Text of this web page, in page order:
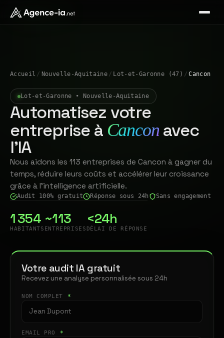
Accueil / Nouvelle-Aquitaine / Lot-et-Garonne (47) / Cancon
Lot-et-Garonne • Nouvelle-Aquitaine
Automatisez votre
entreprise à Cancon avec
l'IA
Nous aidons les 113 entreprises de Cancon à gagner du
temps, réduire leurs coûts et accélérer leur croissance
grâce à l'intelligence artificielle.
Audit 100% gratuit Réponse sous 24h Sans engagement
1 354
HABITANTS
~113
ENTREPRISES
<24h
DÉLAI DE RÉPONSE
Votre audit IA gratuit
Recevez une analyse personnalisée sous 24h
NOM COMPLET *
EMAIL PRO *